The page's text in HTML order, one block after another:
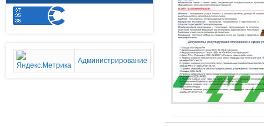
Администрирование